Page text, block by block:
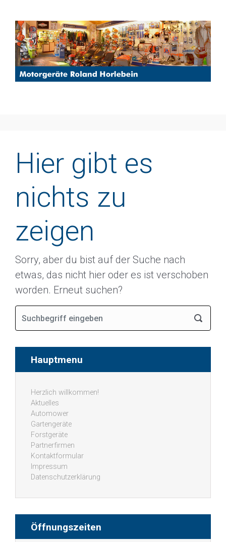
Hier gibt es
nichts zu
zeigen
Sorry, aber du bist auf der Suche nach
etwas, das nicht hier oder es ist verschoben
worden. Erneut suchen?
Hauptmenu
Herzlich willkommen!
Aktuelles
Automower
Gartengeräte
Forstgeräte
Partnerfirmen
Kontaktformular
Impressum
Datenschutzerklärung
Öffnungszeiten